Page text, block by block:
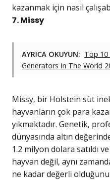
kazanmak için nasıl
7. Missy
AYRICA OKUYUN: Top
Generators In The World
Missy, bir Holstein süt
hayvanların çok para
yıkmaktadır. Genetik,
dünyasında altın
1.2 milyon dolara satıldı
hayvan değil, aynı
ne kadar değerli